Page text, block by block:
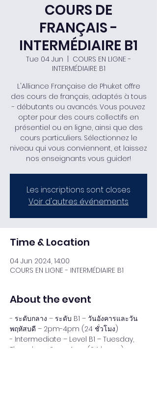
COURS DE
FRANÇAIS -
INTERMÉDIAIRE B1
Tue 04 Jun
COURS EN LIGNE -
INTERMÉDIAIRE B1
L'Alliance Française de Phuket offre
des cours de français, adaptés à tous
- débutants ou avancés. Vous pouvez
opter pour des cours collectifs en
présentiel ou en ligne, ainsi que des
cours particuliers. Sélectionnez le
niveau qui vous conviennent, et laissez
nos enseignants vous guider!
Les inscriptions sont closes
Voir d'autres événements
Time & Location
04 Jun 2024, 14:00
COURS EN LIGNE - INTERMÉDIAIRE B1
About the event
- ระดับกลาง – ระดับ B1 – วันอังคารและวัน
พฤหัสบดี – 2pm-4pm (24 ชั่วโมง)
- Intermediate – Level B1 – Tuesday,
Thursday – 2pm-4pm (24 hours)